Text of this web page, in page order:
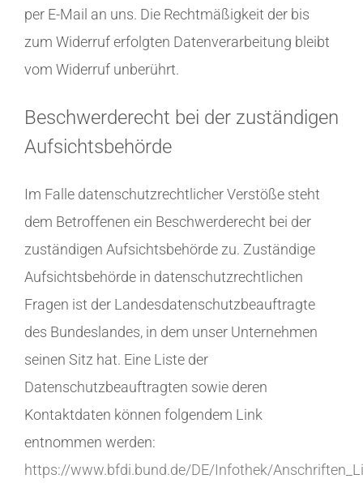
per E-Mail an uns. Die Rechtmäßigkeit der bis
zum Widerruf erfolgten Datenverarbeitung bleibt
vom Widerruf unberührt.
Beschwerderecht bei der zuständigen
Aufsichtsbehörde
Im Falle datenschutzrechtlicher Verstöße steht
dem Betroffenen ein Beschwerderecht bei der
zuständigen Aufsichtsbehörde zu. Zuständige
Aufsichtsbehörde in datenschutzrechtlichen
Fragen ist der Landesdatenschutzbeauftragte
des Bundeslandes, in dem unser Unternehmen
seinen Sitz hat. Eine Liste der
Datenschutzbeauftragten sowie deren
Kontaktdaten können folgendem Link
entnommen werden:
https://www.bfdi.bund.de/DE/Infothek/